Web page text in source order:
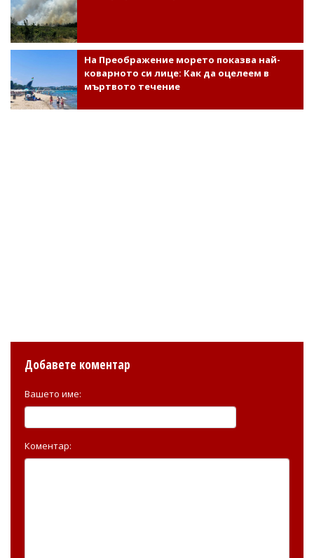
На Преображение морето показва най-
коварното си лице: Как да оцелеем в
мъртвото течение
Добавете коментар
Вашето име:
Коментар: